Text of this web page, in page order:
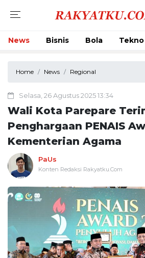
News Bisnis Bola Tekno
Home News Regional
Selasa, 26 Agustus 2025 13:34
Wali Kota Parepare
Penghargaan PENAIS
Kementerian Agama
PaUs
Konten Redaksi Rakyatku.Com